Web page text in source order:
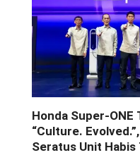
Honda Super-ONE
“Culture.
Seratus Unit Habis